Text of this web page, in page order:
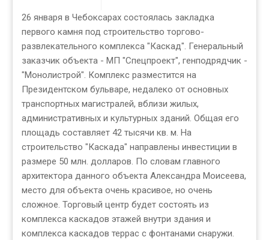
26 января в Чебоксарах состоялась закладка
первого камня под строительство торгово-
развлекательного комплекса "Каскад". Генеральный
заказчик объекта - МП "Спецпроект", генподрядчик -
"Монолистрой". Комплекс разместится на
Президентском бульваре, недалеко от основных
транспортных магистралей, вблизи жилых,
административных и культурных зданий. Общая его
площадь составляет 42 тысячи кв. м. На
строительство "Каскада" направлены инвестиции в
размере 50 млн. долларов. По словам главного
архитектора данного объекта Александра Моисеева,
место для объекта очень красивое, но очень
сложное. Торговый центр будет состоять из
комплекса каскадов этажей внутри здания и
комплекса каскадов террас с фонтанами снаружи.